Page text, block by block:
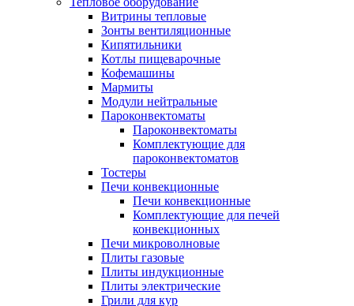
Витрины тепловые
Зонты вентиляционные
Кипятильники
Котлы пищеварочные
Кофемашины
Мармиты
Модули нейтральные
Пароконвектоматы
Пароконвектоматы
Комплектующие для
пароконвектоматов
Тостеры
Печи конвекционные
Печи конвекционные
Комплектующие для печей
конвекционных
Печи микроволновые
Плиты газовые
Плиты индукционные
Плиты электрические
Грили для кур